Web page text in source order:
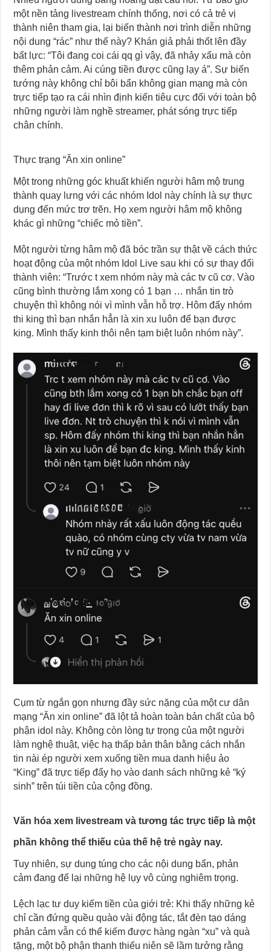
một nền tảng livestream chính thống, nơi có cả trẻ vị
thành niên tham gia, lại biến thành nơi trình diễn những
nội dung “rác” như thế này? Khán giả phải thốt lên đầy
bất lực: “Tôi đang coi cái qq gì vậy, đã nhảy xấu mà còn
thêm phản cảm. Ai cúng tiền được cũng lạy á”. Sự biến
tướng này không chỉ bôi bẩn không gian mạng mà còn
trực tiếp tạo ra cái nhìn định kiến tiêu cực đối với toàn bộ
những người làm nghề streamer, phát sóng trực tiếp
chân chính.
Thực trạng “Ăn xin online”
Một trong những góc khuất khiến người hâm mộ trung
thành quay lưng với các nhóm Idol này chính là sự thực
dụng đến mức trơ trẽn. Họ xem người hâm mộ không
khác gì những “chiếc mỏ tiền”.
Một người từng hâm mộ đã bóc trần sự thật về cách thức
hoạt động của một nhóm Idol Live sau khi có sự thay đổi
thành viên: “Trước t xem nhóm này mà các tv cũ cơ. Vào
cũng bình thường lắm xong có 1 bạn … nhắn tin trò
chuyện thì không nói vì mình vẫn hỗ trợ. Hôm đấy nhóm
thi king thì bạn nhắn hẳn là xin xu luôn để bạn được
king. Mình thấy kinh thôi nên tạm biệt luôn nhóm này”.
Cụm từ ngắn gọn nhưng đầy sức nặng của một cư dân
mạng “Ăn xin online” đã lột tả hoàn toàn bản chất của bộ
phận idol này. Không còn lòng tự trọng của một người
làm nghệ thuật, việc hạ thấp bản thân bằng cách nhắn
tin nài ép người xem xuống tiền mua danh hiệu ảo
“King” đã trực tiếp đẩy họ vào danh sách những kẻ “ký
sinh” trên túi tiền của cộng đồng.
Văn hóa xem livestream và tương tác trực tiếp là một
phần không thể thiếu của thế hệ trẻ ngày nay.
Tuy nhiên, sự dung túng cho các nội dung bẩn, phản
cảm đang để lại những hệ lụy vô cùng nghiêm trọng.
Lệch lạc tư duy kiếm tiền của giới trẻ: Khi thấy những kẻ
chỉ cần đứng quều quào vài động tác, tắt đèn tạo dáng
phản cảm vẫn có thể kiếm được hàng ngàn “xu” và quà
tặng, một bộ phận thanh thiếu niên sẽ lầm tưởng rằng